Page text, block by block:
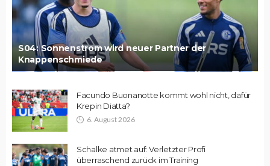
S04: Sonnenstrom wird neuer Partner der
Knappenschmiede
Facundo Buonanotte kommt wohl nicht, dafür
Krepin Diatta?
6. August 2026
Schalke atmet auf: Verletzter Profi
überraschend zurück im Training